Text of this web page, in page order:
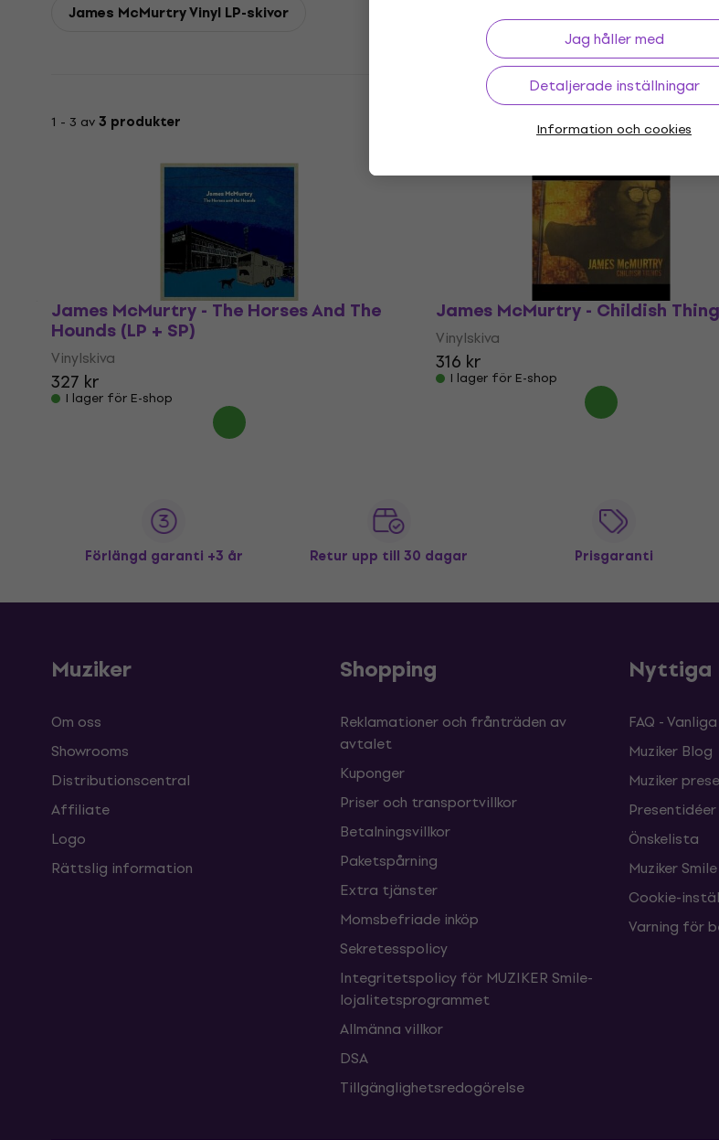
Jag håller med
Detaljerade inställningar
Information och cookies
James McMurtry Vinyl LP-skivor
1 - 3 av3 produkter
James McMurtry - The Horses And The
Hounds (LP + SP)
Vinylskiva
327 kr
I lager för E-shop
James McMurtry - Childish
Vinylskiva
316 kr
I lager för E-shop
Förlängd garanti +3 år Retur upp till 30 dagar Prisgaranti
Muziker
Om oss
Showrooms
Distributionscentral
Affiliate
Logo
Rättslig information
Shopping
Reklamationer och frånträden av
avtalet
Kuponger
Priser och transportvillkor
Betalningsvillkor
Paketspårning
Extra tjänster
Momsbefriade inköp
Sekretesspolicy
Integritetspolicy för MUZIKER Smile-
lojalitetsprogrammet
Allmänna villkor
DSA
Tillgänglighetsredogörelse
Nyttiga
FAQ -
Muziker Blog
Muziker
Presentidéer
Önskelista
Muziker
Cookie-
Varning för